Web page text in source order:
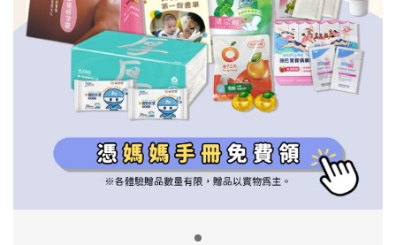
信誼基金會
2022信誼年度報告
2023信誼年度報告
2024信誼年度報告
附設幼兒園
小袋鼠幼師網